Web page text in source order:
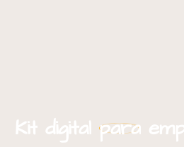
Kit digital para